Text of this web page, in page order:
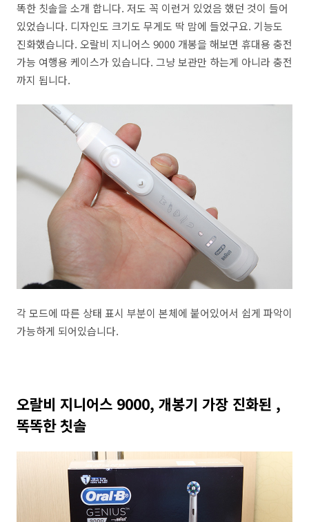
똑한 칫솔을 소개 합니다. 저도 꼭 이런거 있었음 했던 것이 들어
있었습니다. 디자인도 크기도 무게도 딱 맘에 들었구요. 기능도
진화했습니다. 오랄비 지니어스 9000 개봉을 해보면 휴대용 충전
가능 여행용 케이스가 있습니다. 그냥 보관만 하는게 아니라 충전
까지 됩니다.
각 모드에 따른 상태 표시 부분이 본체에 붙어있어서 쉽게 파악이
가능하게 되어있습니다.
오랄비 지니어스 9000, 개봉기 가장 진화된 ,
똑똑한 칫솔